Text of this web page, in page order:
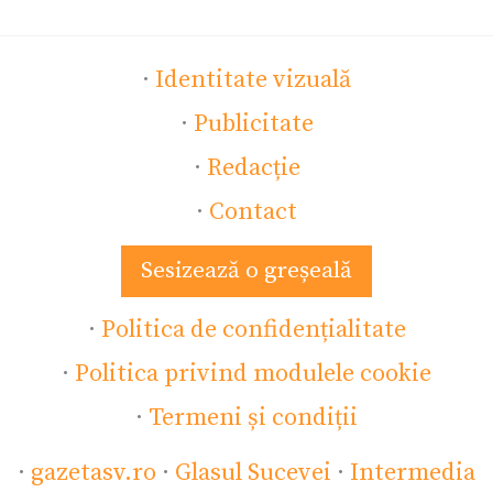
· Identitate vizuală
· Publicitate
· Redacție
· Contact
Sesizează o greșeală
· Politica de confidențialitate
· Politica privind modulele cookie
· Termeni și condiții
· gazetasv.ro · Glasul Sucevei · Intermedia